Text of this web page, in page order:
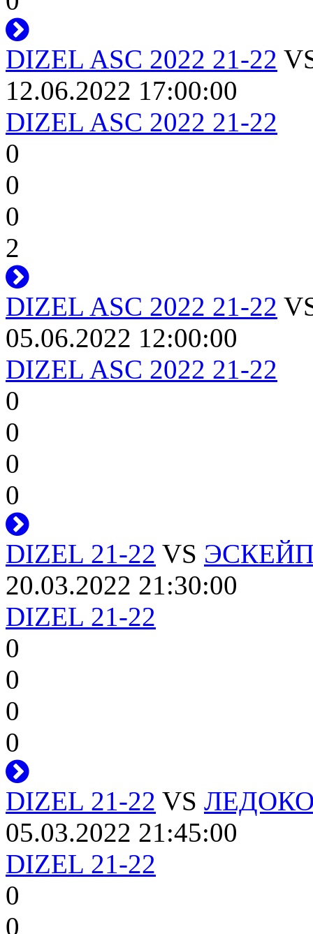
DIZEL ASC 2022 21-22
12.06.2022 17:00:00
DIZEL ASC 2022 21-22
0
0
0
2
DIZEL ASC 2022 21-22
05.06.2022 12:00:00
DIZEL ASC 2022 21-22
0
0
0
0
DIZEL 21-22 VS
20.03.2022 21:30:00
DIZEL 21-22
0
0
0
0
DIZEL 21-22 VS
05.03.2022 21:45:00
DIZEL 21-22
0
0